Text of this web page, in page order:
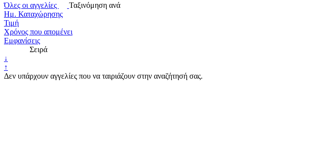
Όλες οι αγγελίες
Ταξινόμηση ανά
Ημ. Καταχώρησης
Τιμή
Χρόνος που απομένει
Εμφανίσεις
Σειρά
↓
↑
Δεν υπάρχουν αγγελίες που να ταιριάζουν στην αναζήτησή σας.